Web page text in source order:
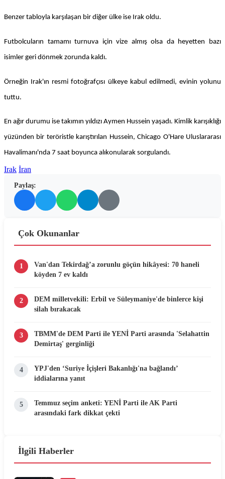
Benzer tabloyla karşılaşan bir diğer ülke ise Irak oldu.
Futbolcuların tamamı turnuva için vize almış olsa da heyetten bazı
isimler geri dönmek zorunda kaldı.
Örneğin Irak'ın resmi fotoğrafçısı ülkeye kabul edilmedi, evinin yolunu
tuttu.
En ağır durumu ise takımın yıldızı Aymen Hussein yaşadı. Kimlik karışıklığı
yüzünden bir teröristle karıştırılan Hussein, Chicago O'Hare Uluslararası
Havalimanı'nda 7 saat boyunca alıkonularak sorgulandı.
Irak İran
Paylaş:
Çok Okunanlar
1
Van'dan Tekirdağ’a zorunlu göçün hikâyesi: 70 haneli
köyden 7 ev kaldı
2
DEM milletvekili: Erbil ve Süleymaniye'de binlerce kişi
silah bırakacak
3
TBMM'de DEM Parti ile YENİ Parti arasında 'Selahattin
Demirtaş' gerginliği
4
YPJ'den ‘Suriye İçişleri Bakanlığı'na bağlandı’
iddialarına yanıt
5
Temmuz seçim anketi: YENİ Parti ile AK Parti
arasındaki fark dikkat çekti
İlgili Haberler